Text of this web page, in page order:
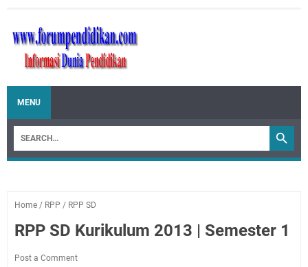
MENU
Home / RPP / RPP SD
RPP SD Kurikulum 2013 | Semester 1
Post a Comment